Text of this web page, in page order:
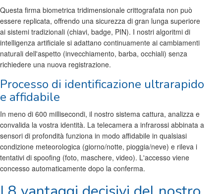
Questa firma biometrica tridimensionale crittografata non può
essere replicata, offrendo una sicurezza di gran lunga superiore
ai sistemi tradizionali (chiavi, badge, PIN). I nostri algoritmi di
intelligenza artificiale si adattano continuamente ai cambiamenti
naturali dell'aspetto (invecchiamento, barba, occhiali) senza
richiedere una nuova registrazione.
Processo di identificazione ultrarapido
e affidabile
In meno di 600 millisecondi, il nostro sistema cattura, analizza e
convalida la vostra identità. La telecamera a infrarossi abbinata a
sensori di profondità funziona in modo affidabile in qualsiasi
condizione meteorologica (giorno/notte, pioggia/neve) e rileva i
tentativi di spoofing (foto, maschere, video). L'accesso viene
concesso automaticamente dopo la conferma.